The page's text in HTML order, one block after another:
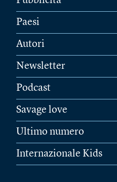
Paesi
Autori
Newsletter
Podcast
Savage love
Ultimo numero
Internazionale Kids